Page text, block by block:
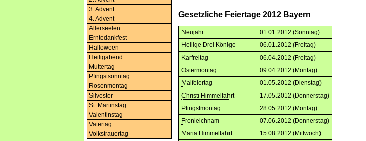
3. Advent
4. Advent
Allerseelen
Erntedankfest
Halloween
Heiligabend
Muttertag
Pfingstsonntag
Rosenmontag
Silvester
St. Martinstag
Valentinstag
Vatertag
Volkstrauertag
Gesetzliche Feiertage 2012 Bayern
Neujahr
01.01.2012 (Sonntag)
Heilige Drei Könige
06.01.2012 (Freitag)
Karfreitag
06.04.2012 (Freitag)
Ostermontag
09.04.2012 (Montag)
Maifeiertag
01.05.2012 (Dienstag)
Christi Himmelfahrt
17.05.2012 (Donnerstag)
Pfingstmontag
28.05.2012 (Montag)
Fronleichnam
07.06.2012 (Donnerstag)
Mariä Himmelfahrt
15.08.2012 (Mittwoch)